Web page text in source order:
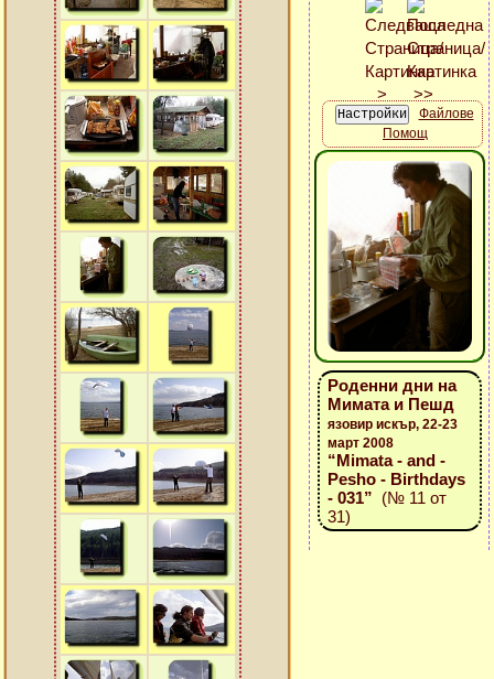
Файлове
Помощ
Роденни дни на
Мимата и Пешд
язовир искър, 22-23
март 2008
“Mimata - and -
Pesho - Birthdays
- 031” (№ 11 от
31)